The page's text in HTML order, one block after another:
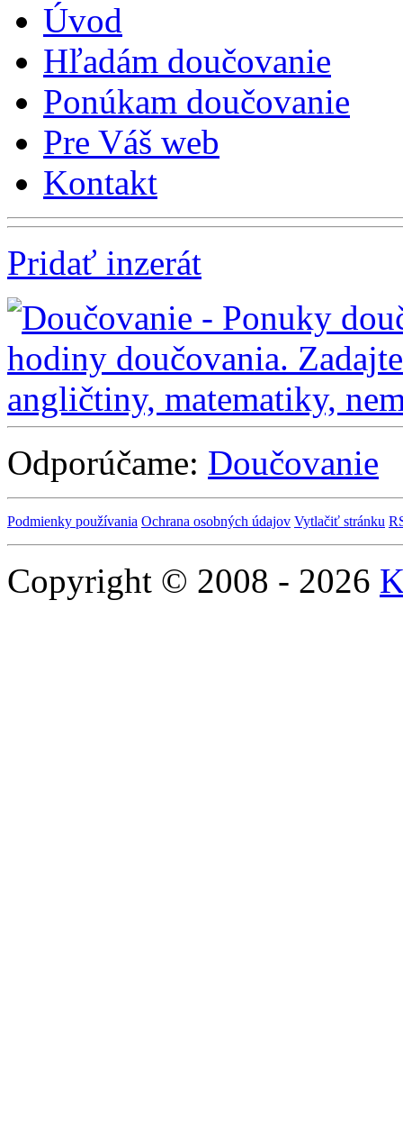
Úvod
Hľadám doučovanie
Ponúkam doučovanie
Pre Váš web
Kontakt
Pridať inzerát
Odporúčame: Doučovanie
Podmienky používania Ochrana osobných údajov Vytlačiť stránku
Copyright © 2008 - 2026